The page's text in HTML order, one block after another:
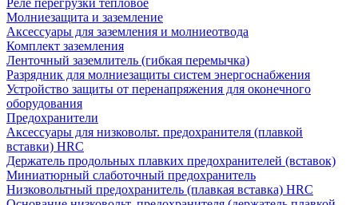
Реле перегрузки тепловое
Молниезащита и заземление
Аксессуары для заземления и молниеотвода
Комплект заземления
Ленточный заземлитель (гибкая перемычка)
Разрядник для молниезащиты систем энергоснабжения
Устройство защиты от перенапряжения для оконечного
оборудования
Предохранители
Аксессуары для низковольт. предохранителя (плавкой
вставки) HRC
Держатель продольных плавких предохранителей (вставок)
Миниатюрный слаботочный предохранитель
Низковольтный предохранитель (плавкая вставка) HRC